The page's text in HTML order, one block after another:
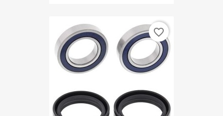
favorite_border